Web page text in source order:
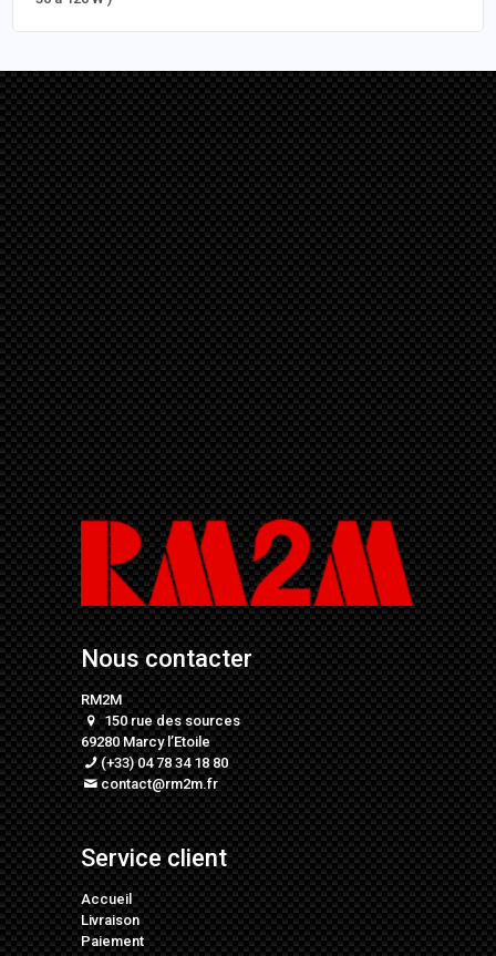
Nous contacter
RM2M
150 rue des sources
69280 Marcy l’Etoile
(+33) 04 78 34 18 80
contact@rm2m.fr
Service client
Accueil
Livraison
Paiement